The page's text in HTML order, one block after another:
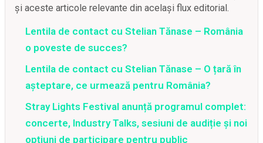
și aceste articole relevante din același flux editorial.
Lentila de contact cu Stelian Tănase – România
o poveste de succes?
Lentila de contact cu Stelian Tănase – O țară în
așteptare, ce urmează pentru România?
Stray Lights Festival anunță programul complet:
concerte, Industry Talks, sesiuni de audiție și noi
opțiuni de participare pentru public